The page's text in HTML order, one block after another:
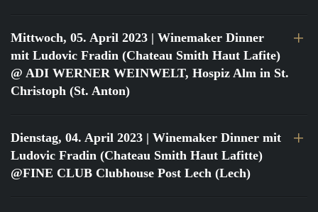
Mittwoch, 05. April 2023 | Winemaker Dinner
mit Ludovic Fradin (Chateau Smith Haut Lafite)
@ ADI WERNER WEINWELT, Hospiz Alm in St.
Christoph (St. Anton)
Dienstag, 04. April 2023 | Winemaker Dinner mit
Ludovic Fradin (Chateau Smith Haut Lafitte)
@FINE CLUB Clubhouse Post Lech (Lech)